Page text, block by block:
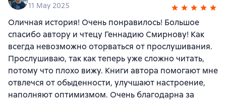
11 May 2025
Оличная история! Очень понравилось! Большое
спасибо автору и чтецу Геннадию Смирнову! Как
всегда невозможно оторваться от прослушивания.
Прослушиваю, так как теперь уже сложно читать,
потому что плохо вижу. Книги автора помогают мне
отвлечся от обыденности, улучшают настроение,
наполняют оптимизмом. Очень благодарна за